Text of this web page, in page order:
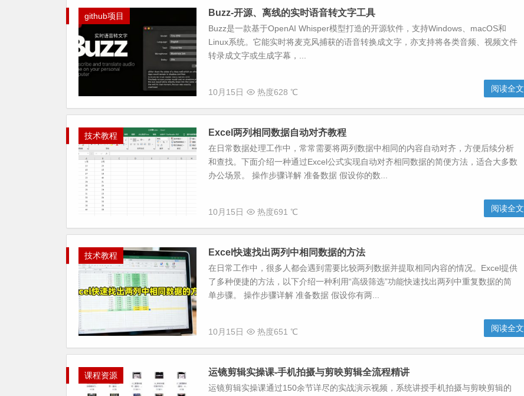
github项目 Buzz-开源、离线的实时语音转文字工具
Buzz是一款基于OpenAI Whisper模型打造的开源软件，支持Windows、macOS和
Linux系统。它能实时将麦克风捕获的语音转换成文字，亦支持将各类音频、视频文件
转录成文字或生成字幕，...
10月15日 热度628 ℃ 阅读全文
技术教程 Excel两列相同数据自动对齐教程
在日常数据处理工作中，常常需要将两列数据中相同的内容自动对齐，方便后续分析
和查找。下面介绍一种通过Excel公式实现自动对齐相同数据的简便方法，适合大多数
办公场景。 操作步骤详解 准备数据 假设你的数...
10月15日 热度691 ℃ 阅读全文
技术教程 Excel快速找出两列中相同数据的方法
在日常工作中，很多人都会遇到需要比较两列数据并提取相同内容的情况。Excel提供
了多种便捷的方法，以下介绍一种利用“高级筛选”功能快速找出两列中重复数据的简
单步骤。 操作步骤详解 准备数据 假设你有两...
10月15日 热度651 ℃ 阅读全文
课程资源 运镜剪辑实操课-手机拍摄与剪映剪辑全流程精讲
运镜剪辑实操课通过150余节详尽的实战演示视频，系统讲授手机拍摄与剪映剪辑的